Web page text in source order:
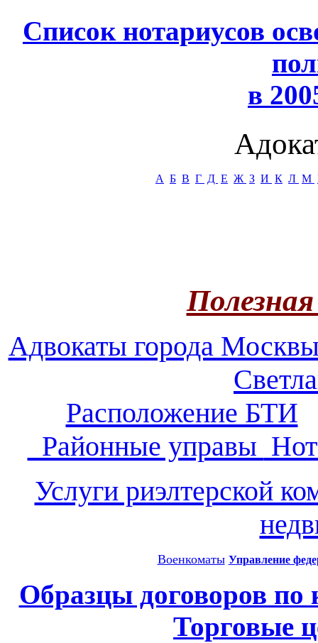
Список нотариусов
в
А Б В Г Д Е Ж З И К Л М
Адвокаты города
Расположение БТИ
Районные управы
Услуги риэлтерской
Военкоматы Управление
Образцы договоров по
Торговые